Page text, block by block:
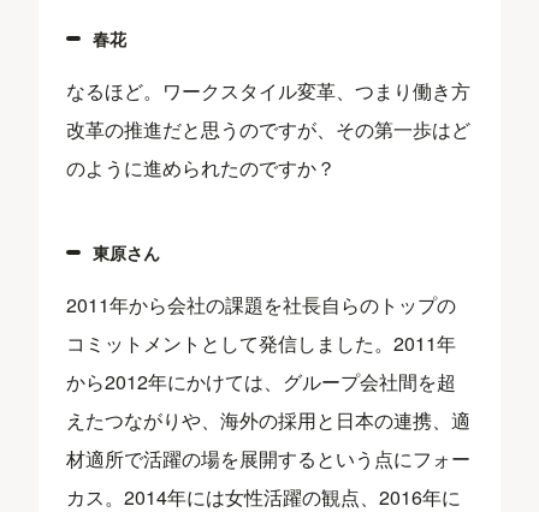
春花
なるほど。ワークスタイル変革、つまり働き方
改革の推進だと思うのですが、その第一歩はど
のように進められたのですか？
東原さん
2011年から会社の課題を社長自らのトップの
コミットメントとして発信しました。2011年
から2012年にかけては、グループ会社間を超
えたつながりや、海外の採用と日本の連携、適
材適所で活躍の場を展開するという点にフォー
カス。2014年には女性活躍の観点、2016年に